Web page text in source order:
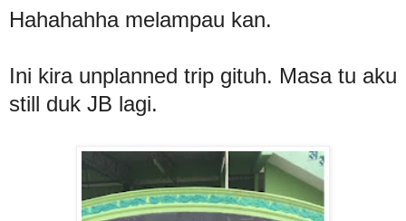
Hahahahha melampau kan.
Ini kira unplanned trip gituh. Masa tu aku
still duk JB lagi.